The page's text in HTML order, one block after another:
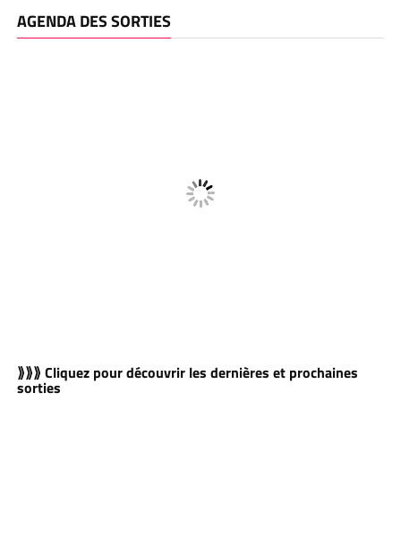
AGENDA DES SORTIES
⟫⟫⟫ Cliquez pour découvrir les dernières et prochaines
sorties